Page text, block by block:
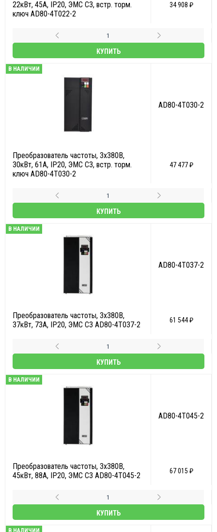
22кВт, 45А, IP20, ЭМС С3, встр. торм.
ключ AD80-4T022-2
34 908 ₽
КУПИТЬ
В НАЛИЧИИ
AD80-4T030-2
Преобразователь частоты, 3х380В,
30кВт, 61А, IP20, ЭМС С3, встр. торм.
ключ AD80-4T030-2
47 477 ₽
КУПИТЬ
В НАЛИЧИИ
AD80-4T037-2
Преобразователь частоты, 3х380В,
37кВт, 73А, IP20, ЭМС С3 AD80-4T037-2
61 544 ₽
КУПИТЬ
В НАЛИЧИИ
AD80-4T045-2
Преобразователь частоты, 3х380В,
45кВт, 88А, IP20, ЭМС С3 AD80-4T045-2
67 015 ₽
КУПИТЬ
В НАЛИЧИИ